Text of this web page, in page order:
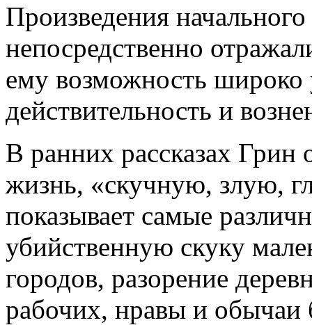
Произведения
непосредственно
ему возможность широко
действительность и
В ранних рассказах
жизнь, «скучную, злую,
показывает самые
убийственную скуку
городов, разорение
рабочих, нравы и обычаи